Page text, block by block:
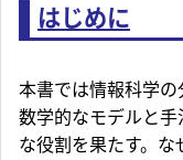
はじめに
本書では情報科学
数学的なモデルと
な役割を果たす。